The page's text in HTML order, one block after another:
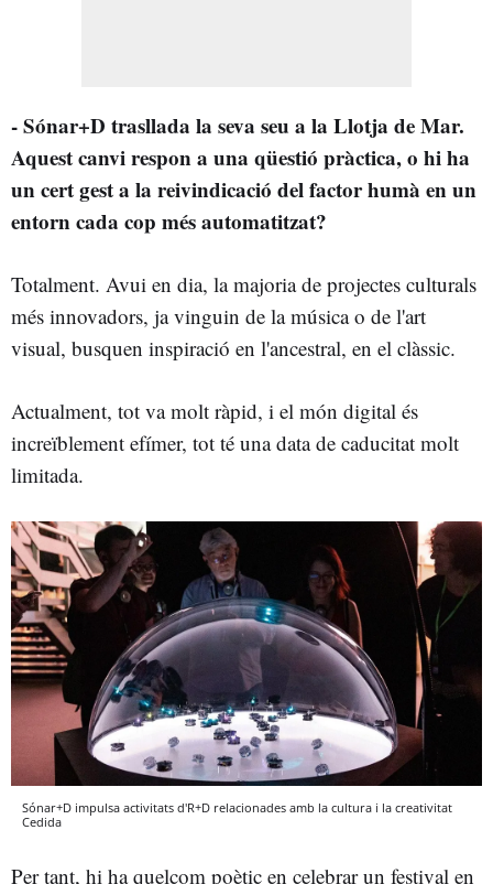
- Sónar+D trasllada la seva seu a la Llotja de Mar.
Aquest canvi respon a una qüestió pràctica, o hi ha
un cert gest a la reivindicació del factor humà en un
entorn cada cop més automatitzat?
Totalment. Avui en dia, la majoria de projectes culturals
més innovadors, ja vinguin de la música o de l'art
visual, busquen inspiració en l'ancestral, en el clàssic.
Actualment, tot va molt ràpid, i el món digital és
increïblement efímer, tot té una data de caducitat molt
limitada.
Sónar+D impulsa activitats d'R+D relacionades amb la cultura i la creativitat
Cedida
Per tant, hi ha quelcom poètic en celebrar un festival en